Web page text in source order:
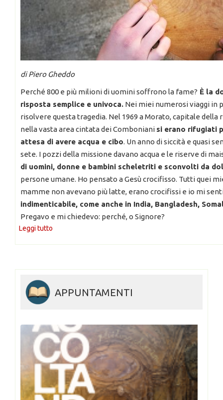
di Piero Gheddo
Perché 800 e più milioni di uomini soffrono la fame? È la
risposta semplice e univoca. Nei miei numerosi viaggi in
risolvere questa tragedia. Nel 1969 a Morato, capitale della
nella vasta area cintata dei Comboniani si erano rifugiati
attesa di avere acqua e cibo. Un anno di siccità e quasi
sete. I pozzi della missione davano acqua e le riserve di
di uomini, donne e bambini scheletriti e sconvolti da
persone umane. Ho pensato a Gesù crocifisso. Tutti quei
mamme non avevano più latte, erano crocifissi e io mi
indimenticabile, come anche in India, Bangladesh,
Pregavo e mi chiedevo: perché, o Signore?
Leggi tutto
APPUNTAMENTI